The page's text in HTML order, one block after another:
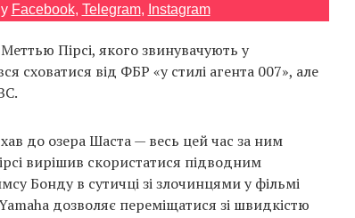
Facebook, Telegram, Instagram
Пірсі, якого звинувачують у
сховатися від ФБР «у стилі агента 007», але
до озера Шаста — весь цей час за ним
вирішив скористатися підводним
Бонду в сутичці зі злочинцями у фільмі
дозволяє переміщатися зі швидкістю